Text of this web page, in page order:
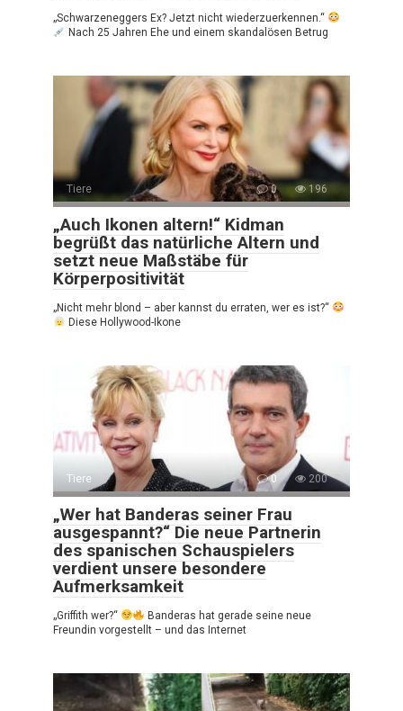
„Schwarzeneggers Ex? Jetzt nicht wiederzuerkennen.“
Nach 25 Jahren Ehe und einem skandalösen Betrug
Tiere 0 196
„Auch Ikonen altern!“ Kidman
begrüßt das natürliche Altern und
setzt neue Maßstäbe für
Körperpositivität
„Nicht mehr blond – aber kannst du erraten, wer es ist?“
Diese Hollywood-Ikone
Tiere 0 200
„Wer hat Banderas seiner Frau
ausgespannt?“ Die neue Partnerin
des spanischen Schauspielers
verdient unsere besondere
Aufmerksamkeit
„Griffith wer?“
Banderas hat gerade seine neue
Freundin vorgestellt – und das Internet